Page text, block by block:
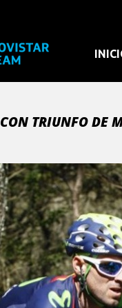
TRIUNFO DE